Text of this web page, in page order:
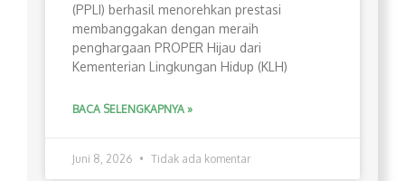
(PPLI) berhasil menorehkan prestasi
membanggakan dengan meraih
penghargaan PROPER Hijau dari
Kementerian Lingkungan Hidup (KLH)
BACA SELENGKAPNYA »
Juni 8, 2026 Tidak ada komentar